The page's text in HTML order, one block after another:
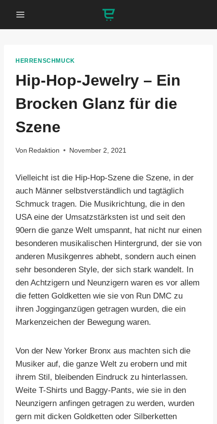
Inhalt
springen
HERRENSCHMUCK
Hip-Hop-Jewelry – Ein
Brocken Glanz für die
Szene
Von Redaktion November 2, 2021
Vielleicht ist die Hip-Hop-Szene die Szene, in der
auch Männer selbstverständlich und tagtäglich
Schmuck tragen. Die Musikrichtung, die in den
USA eine der Umsatzstärksten ist und seit den
90ern die ganze Welt umspannt, hat nicht nur einen
besonderen musikalischen Hintergrund, der sie von
anderen Musikgenres abhebt, sondern auch einen
sehr besonderen Style, der sich stark wandelt. In
den Achtzigern und Neunzigern waren es vor allem
die fetten Goldketten wie sie von Run DMC zu
ihren Jogginganzügen getragen wurden, die ein
Markenzeichen der Bewegung waren.
Von der New Yorker Bronx aus machten sich die
Musiker auf, die ganze Welt zu erobern und mit
ihrem Stil, bleibenden Eindruck zu hinterlassen.
Weite T-Shirts und Baggy-Pants, wie sie in den
Neunzigern anfingen getragen zu werden, wurden
gern mit dicken Goldketten oder Silberketten